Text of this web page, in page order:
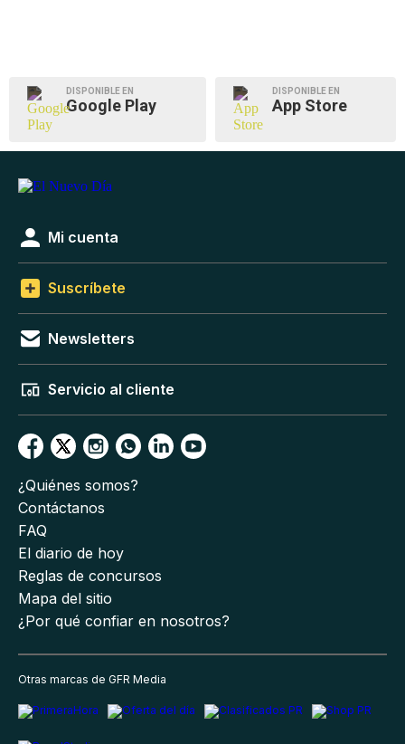
DISPONIBLE EN
Google Play
DISPONIBLE EN
App Store
Mi cuenta
Suscríbete
Newsletters
Servicio al cliente
¿Quiénes somos?
Contáctanos
FAQ
El diario de hoy
Reglas de concursos
Mapa del sitio
¿Por qué confiar en nosotros?
Otras marcas de GFR Media